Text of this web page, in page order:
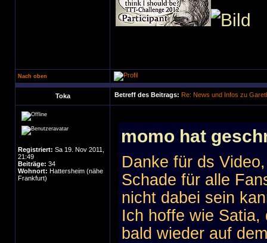
Nach oben
Toka Betreff des Beitrags: Re: News und Infos zu
Registriert: Sa 19. Nov 2011,
21:49
Beiträge: 34
Wohnort: Hattersheim (nähe
Frankfurt)
momo hat
Danke für ds
Schade für alle
nicht dabei sein
Ich hoffe wie
bald wieder auf